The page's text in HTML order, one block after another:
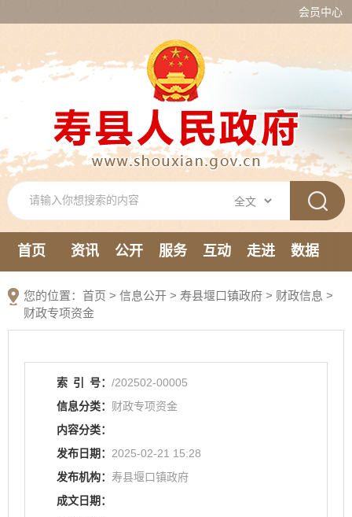
会员中心
首页 资讯 公开 服务 互动 走进
数据
您的位置： 首页 > 信息公开 > 寿县堰口镇政府 > 财政信息 >
财政专项资金
索 引 号： /202502-00005
信息分类： 财政专项资金
内容分类：
发布日期： 2025-02-21 15:28
发布机构： 寿县堰口镇政府
成文日期：